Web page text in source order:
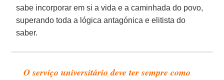
sabe incorporar em si a vida e a caminhada do povo,
superando toda a lógica antagónica e elitista do
saber.
O serviço universitário deve ter sempre como